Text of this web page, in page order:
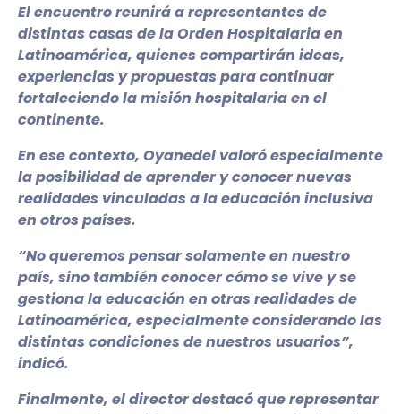
El encuentro reunirá a representantes de
distintas casas de la Orden Hospitalaria en
Latinoamérica, quienes compartirán ideas,
experiencias y propuestas para continuar
fortaleciendo la misión hospitalaria en el
continente.
En ese contexto, Oyanedel valoró especialmente
la posibilidad de aprender y conocer nuevas
realidades vinculadas a la educación inclusiva
en otros países.
“No queremos pensar solamente en nuestro
país, sino también conocer cómo se vive y se
gestiona la educación en otras realidades de
Latinoamérica, especialmente considerando las
distintas condiciones de nuestros usuarios”,
indicó.
Finalmente, el director destacó que representar